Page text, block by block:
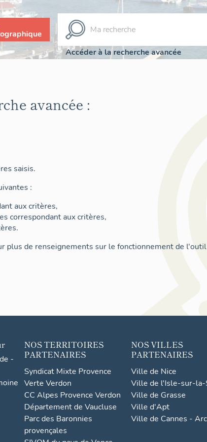
Accéder à la recherche avancée
avancée :
saisis.
:
aux critères,
correspondant aux critères,
plus de renseignements sur le fonctionnement de
-
NOS TERRITOIRES
PARTENAIRES
Syndicat Mixte Provence
Verte Verdon
CC Alpes Provence Verdon
Département de Vaucluse
Parc des Baronnies
provençales
NOS VILLES
PARTENAIRES
Ville de Nice
Ville de l'Isle-sur-la-
Ville de Grasse
Ville d'Apt
Ville de Cannes -